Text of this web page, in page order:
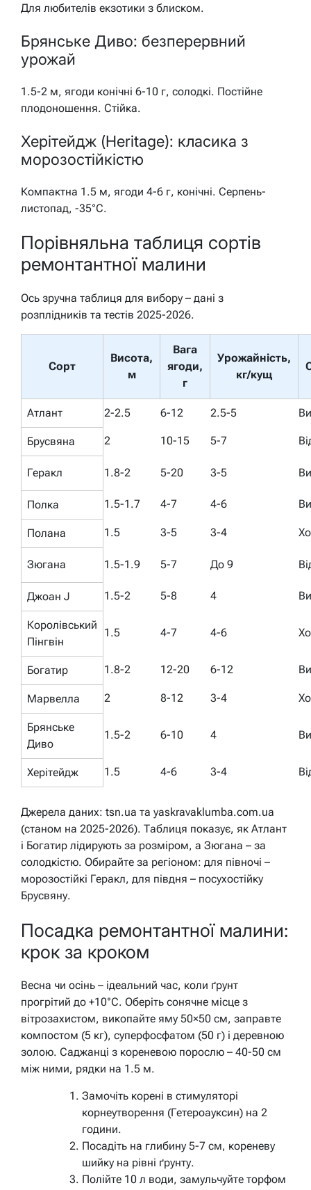
Для любителів екзотики з блиском.
Брянське Диво: безперервний
урожай
1.5-2 м, ягоди конічні 6-10 г, солодкі. Постійне
плодоношення. Стійка.
Херітейдж (Heritage): класика з
морозостійкістю
Компактна 1.5 м, ягоди 4-6 г, конічні. Серпень-
листопад, -35°C.
Порівняльна таблиця сортів
ремонтантної малини
Ось зручна таблиця для вибору – дані з
розплідників та тестів 2025-2026.
Сорт
Висота,
м
Вага
ягоди,
г
Урожайність,
кг/кущ
Атлант 2-2.5 6-12 2.5-5
Брусвяна 2 10-15 5-7
Геракл 1.8-2 5-20 3-5
Полка 1.5-1.7 4-7 4-6
Полана 1.5 3-5 3-4
Зюгана 1.5-1.9 5-7 До 9
Джоан J 1.5-2 5-8 4
Королівський
Пінгвін
1.5 4-7 4-6
Богатир 1.8-2 12-20 6-12
Марвелла 2 8-12 3-4
Брянське
Диво
1.5-2 6-10 4
Херітейдж 1.5 4-6 3-4
Джерела даних: tsn.ua та yaskravaklumba.com.ua
(станом на 2025-2026). Таблиця показує, як Атлант
і Богатир лідирують за розміром, а Зюгана – за
солодкістю. Обирайте за регіоном: для півночі –
морозостійкі Геракл, для півдня – посухостійку
Брусвяну.
Посадка ремонтантної малини:
крок за кроком
Весна чи осінь – ідеальний час, коли ґрунт
прогрітий до +10°C. Оберіть сонячне місце з
вітрозахистом, викопайте яму 50×50 см, заправте
компостом (5 кг), суперфосфатом (50 г) і деревною
золою. Саджанці з кореневою порослю – 40-50 см
між ними, рядки на 1.5 м.
Замочіть корені в стимуляторі
корнеутворення (Гетероауксин) на 2
години.
Посадіть на глибину 5-7 см, кореневу
шийку на рівні ґрунту.
Полійте 10 л води, замульчуйте торфом